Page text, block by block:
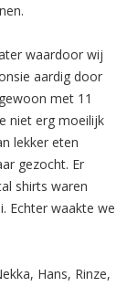
waardoor wij
aardig door
met 11
niet erg moeilijk
lekker eten
gezocht. Er
shirts waren
Echter waakte we
Hans, Rinze,